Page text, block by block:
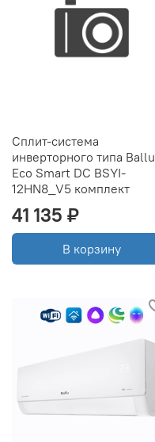
Сплит-система
инверторного типа Ballu
Eco Smart DC BSYI-
12HN8_V5 комплект
41 135 ₽
В корзину